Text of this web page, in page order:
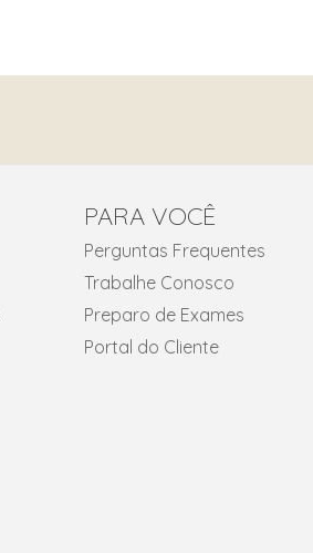
PARA VOCÊ
Perguntas Frequentes
Trabalhe Conosco
Preparo de Exames
Portal do Cliente